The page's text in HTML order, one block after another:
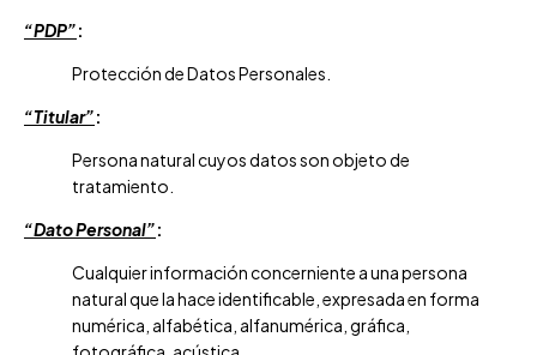
“PDP”:
Protección de Datos Personales.
“Titular”:
Persona natural cuyos datos son objeto de
tratamiento.
“Dato Personal”:
Cualquier información concerniente a una persona
natural que la hace identificable, expresada en forma
numérica, alfabética, alfanumérica, gráfica,